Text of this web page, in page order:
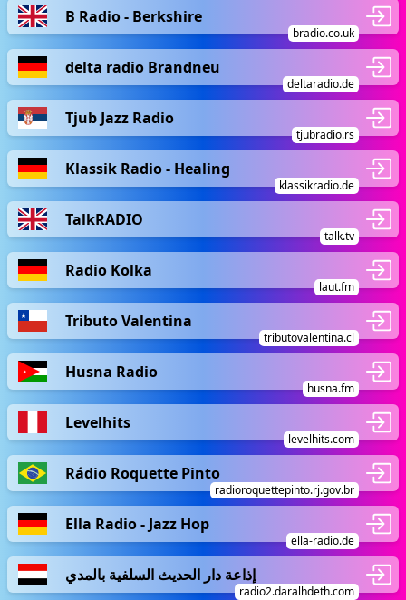
B Radio - Berkshire
bradio.co.uk
delta radio Brandneu
deltaradio.de
Tjub Jazz Radio
tjubradio.rs
Klassik Radio - Healing
klassikradio.de
TalkRADIO
talk.tv
Radio Kolka
laut.fm
Tributo Valentina
tributovalentina.cl
Husna Radio
husna.fm
Levelhits
levelhits.com
Rádio Roquette Pinto
radioroquettepinto.rj.gov.br
Ella Radio - Jazz Hop
ella-radio.de
إذاعة دار الحديث السلفية بالمدي
radio2.daralhdeth.com